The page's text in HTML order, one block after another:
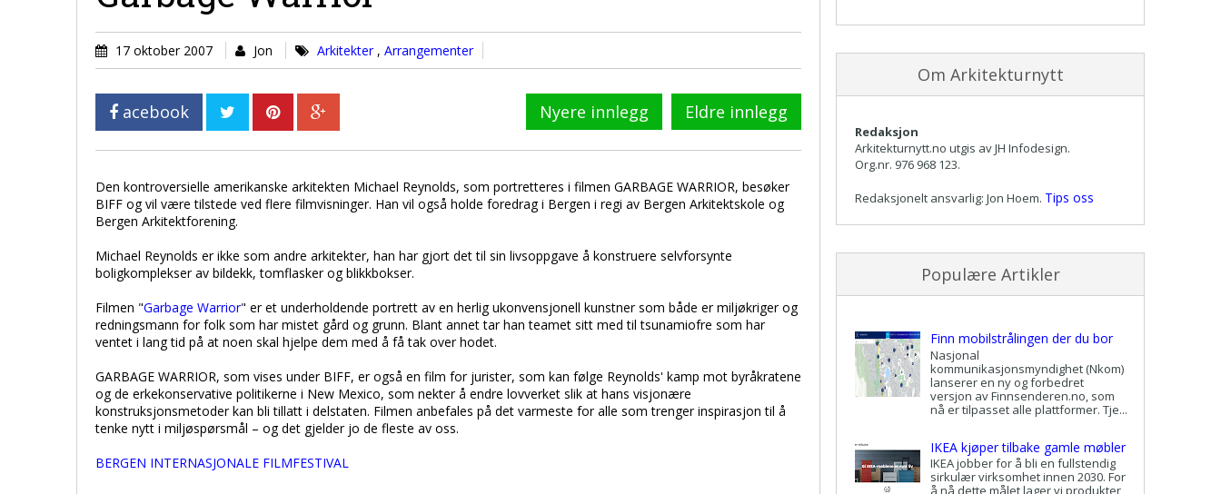
17 oktober 2007 Jon Arkitekter , Arrangementer
acebook Nyere innlegg Eldre innlegg
Den kontroversielle amerikanske arkitekten Michael Reynolds, som portretteres i filmen GARBAGE WARRIOR, besøker
BIFF og vil være tilstede ved flere filmvisninger. Han vil også holde foredrag i Bergen i regi av Bergen Arkitektskole og
Bergen Arkitektforening.
Michael Reynolds er ikke som andre arkitekter, han har gjort det til sin livsoppgave å konstruere selvforsynte
boligkomplekser av bildekk, tomflasker og blikkbokser.
Filmen "Garbage Warrior" er et underholdende portrett av en herlig ukonvensjonell kunstner som både er miljøkriger og
redningsmann for folk som har mistet gård og grunn. Blant annet tar han teamet sitt med til tsunamiofre som har
ventet i lang tid på at noen skal hjelpe dem med å få tak over hodet.
GARBAGE WARRIOR, som vises under BIFF, er også en film for jurister, som kan følge Reynolds' kamp mot byråkratene
og de erkekonservative politikerne i New Mexico, som nekter å endre lovverket slik at hans visjonære
konstruksjonsmetoder kan bli tillatt i delstaten. Filmen anbefales på det varmeste for alle som trenger inspirasjon til å
tenke nytt i miljøspørsmål – og det gjelder jo de fleste av oss.
BERGEN INTERNASJONALE FILMFESTIVAL
Om Arkitekturnytt
Redaksjon
Arkitekturnytt.no utgis av JH Infodesign.
Org.nr. 976 968 123.
Redaksjonelt ansvarlig: Jon Hoem. Tips oss
Populære Artikler
Finn mobilstrålingen der du bor
Nasjonal
kommunikasjonsmyndighet (Nkom)
lanserer en ny og forbedret
versjon av Finnsenderen.no, som
nå er tilpasset alle plattformer. Tje...
IKEA kjøper tilbake gamle møbler
IKEA jobber for å bli en fullstendig
sirkulær virksomhet innen 2030. For